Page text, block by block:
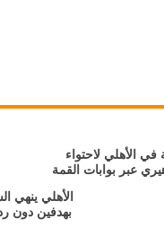
في الأهلي لاحتواء
عبر بوابات القمة
الأهلي ينهي
بهدفين دون